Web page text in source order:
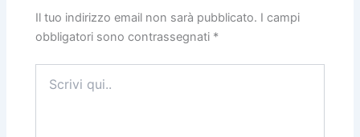
Il tuo indirizzo email non sarà pubblicato. I campi
obbligatori sono contrassegnati *
qui..